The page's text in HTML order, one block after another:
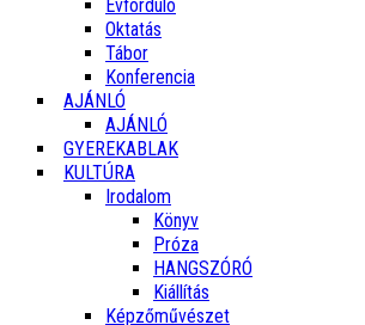
Évforduló
Oktatás
Tábor
Konferencia
AJÁNLÓ
AJÁNLÓ
GYEREKABLAK
KULTÚRA
Irodalom
Könyv
Próza
HANGSZÓRÓ
Kiállítás
Képzőművészet